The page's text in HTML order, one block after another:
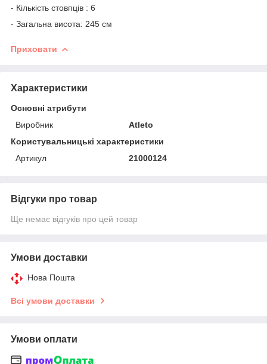
- Кількість стовпців : 6
- Загальна висота: 245 см
Приховати
Характеристики
Основні атрибути
Виробник
Atleto
Користувальницькі характеристики
Артикул
21000124
Відгуки про товар
Ще немає відгуків про цей товар
Умови доставки
Нова Пошта
Всі умови доставки
Умови оплати